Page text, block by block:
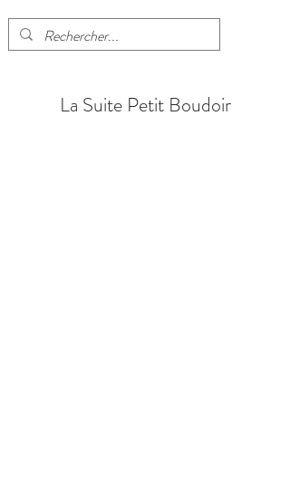
La Suite Petit Boudoir